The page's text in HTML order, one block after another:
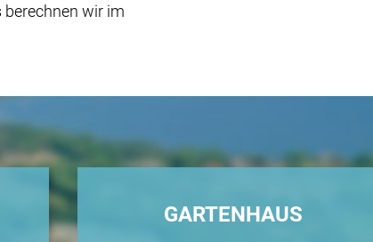
berechnen wir im
GARTENHAUS